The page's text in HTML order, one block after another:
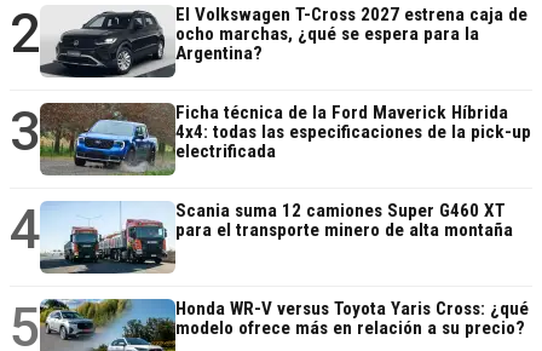
2
El Volkswagen T-Cross 2027 estrena caja de
ocho marchas, ¿qué se espera para la
Argentina?
3
Ficha técnica de la Ford Maverick Híbrida
4x4: todas las especificaciones de la pick-up
electrificada
4
Scania suma 12 camiones Super G460 XT
para el transporte minero de alta montaña
5
Honda WR-V versus Toyota Yaris Cross: ¿qué
modelo ofrece más en relación a su precio?